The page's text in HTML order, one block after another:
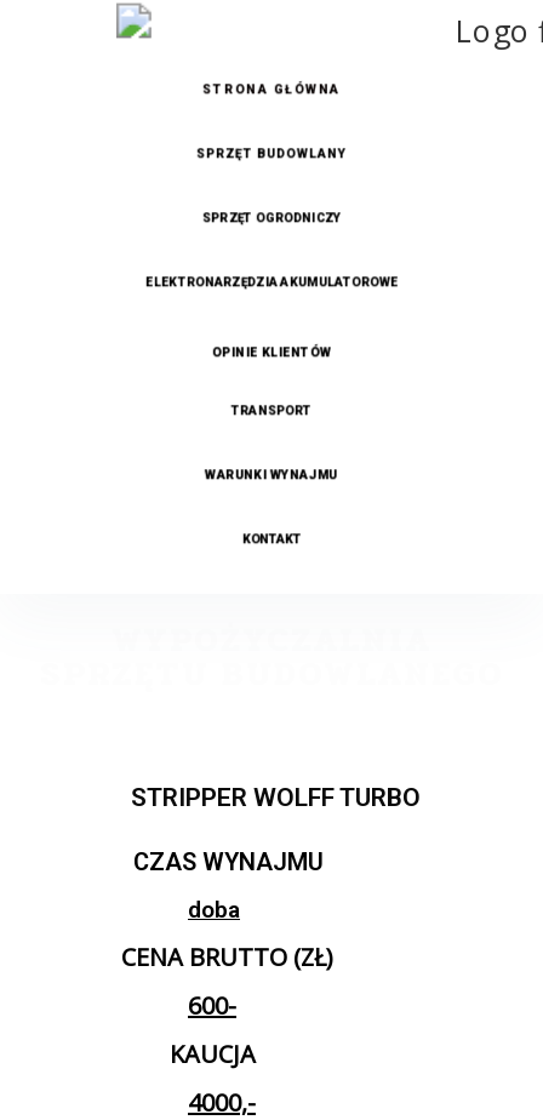
STRONA GŁÓWNA
SPRZĘT BUDOWLANY
SPRZĘT OGRODNICZY
ELEKTRONARZĘDZIA AKUMULATOROWE
OPINIE KLIENTÓW
TRANSPORT
WARUNKI WYNAJMU
KONTAKT
STRIPPER WOLFF TURBO
CZAS WYNAJMU
doba
CENA BRUTTO (ZŁ)
600-
KAUCJA
4000,-